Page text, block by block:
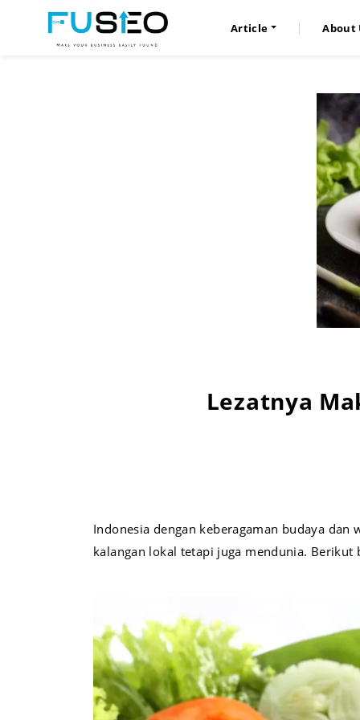
Article About
Lezatnya
Indonesia dengan keberagaman budaya
kalangan lokal tetapi juga mendunia.